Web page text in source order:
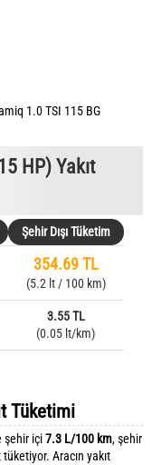
1.0 TSI 115 BG
HP) Yakıt
Şehir Dışı Tüketim
354.69 TL
(5.2 lt / 100 km)
3.55 TL
(0.05 lt/km)
Tüketimi
şehir içi7.3 L/100 km, şehir
tüketiyor. Aracın yakıt